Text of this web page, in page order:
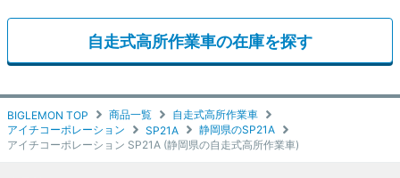
BIGLEMON TOP 商品一覧
自走式高所作業車
アイチコーポレーション
SP21A
静岡県のSP21A
アイチコーポレーション SP21A (静岡県の自走式高所作業車)
自走式高所作業車の在庫を探す